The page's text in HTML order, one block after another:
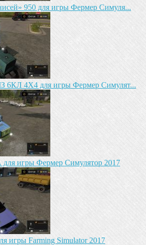
950 для игры Фермер Симуля...
6КЛ 4X4 для игры Фермер Симулят...
игры Фермер Симулятор 2017
игры Farming Simulator 2017